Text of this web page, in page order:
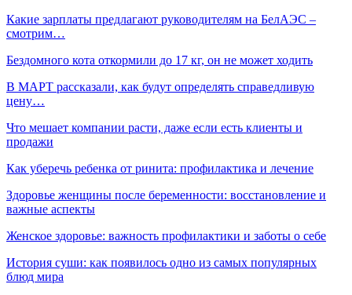
Какие зарплаты предлагают руководителям на БелАЭС –
смотрим…
Бездомного кота откормили до 17 кг, он не может ходить
В МАРТ рассказали, как будут определять справедливую
цену…
Что мешает компании расти, даже если есть клиенты и
продажи
Как уберечь ребенка от ринита: профилактика и лечение
Здоровье женщины после беременности: восстановление и
важные аспекты
Женское здоровье: важность профилактики и заботы о себе
История суши: как появилось одно из самых популярных
блюд мира